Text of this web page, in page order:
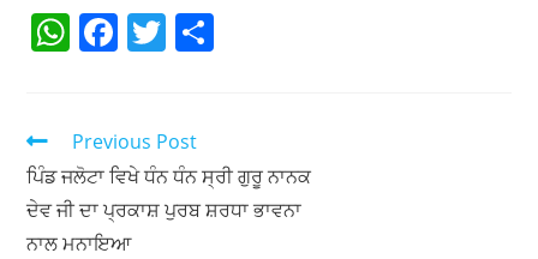
W
s
A
p
F
e
b
o
T
er
Previous Post
ਪਿੰਡ ਜਲੋਟਾ ਵਿਖੇ ਧੰਨ ਧੰਨ ਸ੍ਰੀ ਗੁਰੂ ਨਾਨਕ
ਦੇਵ ਜੀ ਦਾ ਪ੍ਰਕਾਸ਼ ਪੁਰਬ ਸ਼ਰਧਾ ਭਾਵਨਾ
ਨਾਲ ਮਨਾਇਆ